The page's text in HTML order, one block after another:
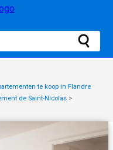
te koop in Flandre
de Saint-Nicolas >